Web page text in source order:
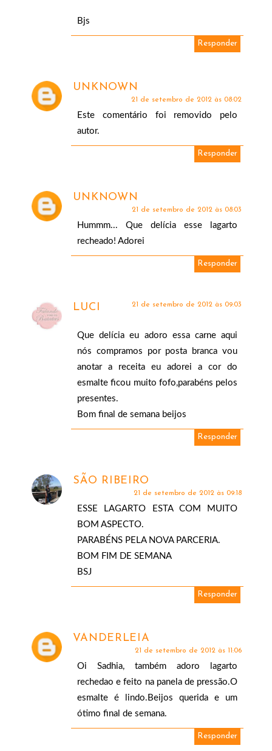
Bjs
Responder
UNKNOWN
21 de setembro de 2012 às 08:02
Este comentário foi removido pelo
autor.
Responder
UNKNOWN
21 de setembro de 2012 às 08:03
Hummm... Que delícia esse lagarto
recheado! Adorei
Responder
LUCI 21 de setembro de 2012 às 09:03
Que delícia eu adoro essa carne aqui
nós compramos por posta branca vou
anotar a receita eu adorei a cor do
esmalte ficou muito fofo,parabéns pelos
presentes.
Bom final de semana beijos
Responder
SÃO RIBEIRO
21 de setembro de 2012 às 09:18
ESSE LAGARTO ESTA COM MUITO
BOM ASPECTO.
PARABÉNS PELA NOVA PARCERIA.
BOM FIM DE SEMANA
BSJ
Responder
VANDERLEIA
21 de setembro de 2012 às 11:06
Oi Sadhia, também adoro lagarto
rechedao e feito na panela de pressão.O
esmalte é lindo.Beijos querida e um
ótimo final de semana.
Responder